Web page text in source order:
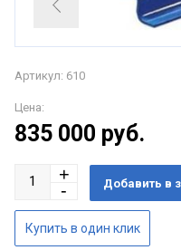
Артикул: 610
Цена:
835 000 руб.